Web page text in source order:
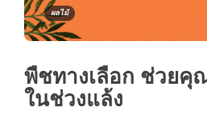
ผลไม้
พืชทางเลือก ช่วยคุ
ในช่วงแล้ง